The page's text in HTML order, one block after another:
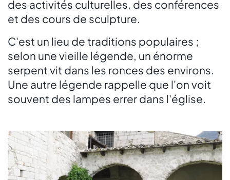
des activités culturelles, des conférences
et des cours de sculpture.
C'est un lieu de traditions populaires ;
selon une vieille légende, un énorme
serpent vit dans les ronces des environs.
Une autre légende rappelle que l'on voit
souvent des lampes errer dans l'église.